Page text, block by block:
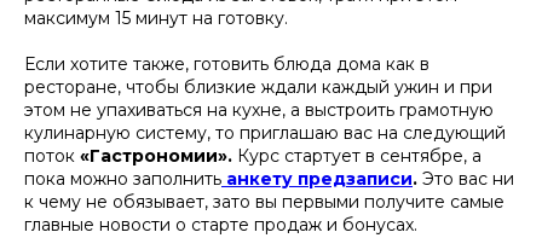
максимум 15 минут на готовку.
Если хотите также, готовить блюда дома как в
ресторане, чтобы близкие ждали каждый ужин и при
этом не упахиваться на кухне, а выстроить грамотную
кулинарную систему, то приглашаю вас на следующий
поток «Гастрономии». Курс стартует в сентябре, а
пока можно заполнить анкету предзаписи. Это вас ни
к чему не обязывает, зато вы первыми получите самые
главные новости о старте продаж и бонусах.